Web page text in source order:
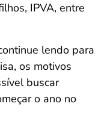
IPVA, entre
lendo para
os motivos
buscar
o ano no